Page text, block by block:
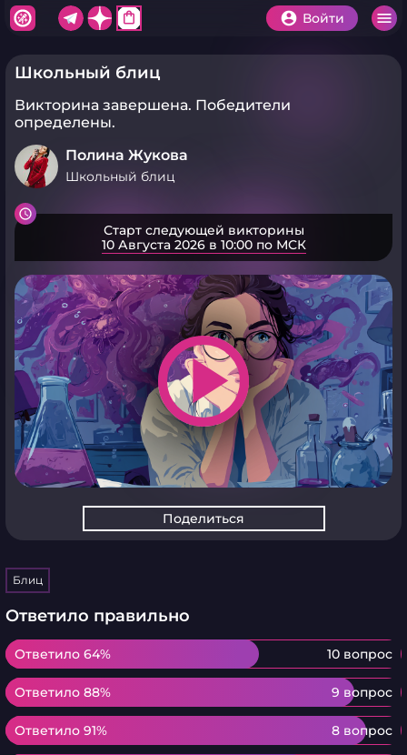
shopping_bag Войти
Школьный блиц
Викторина завершена. Победители
определены.
Полина Жукова
Школьный блиц
Старт следующей викторины
10 Августа 2026 в 10:00 по МСК
play_arrow
Поделиться
Блиц
Ответило правильно
Ответило 64% 10 вопрос
Ответило 64%
Ответило 88% 9 вопрос
Ответило 88%
Ответило 91% 8 вопрос
Ответило 91%